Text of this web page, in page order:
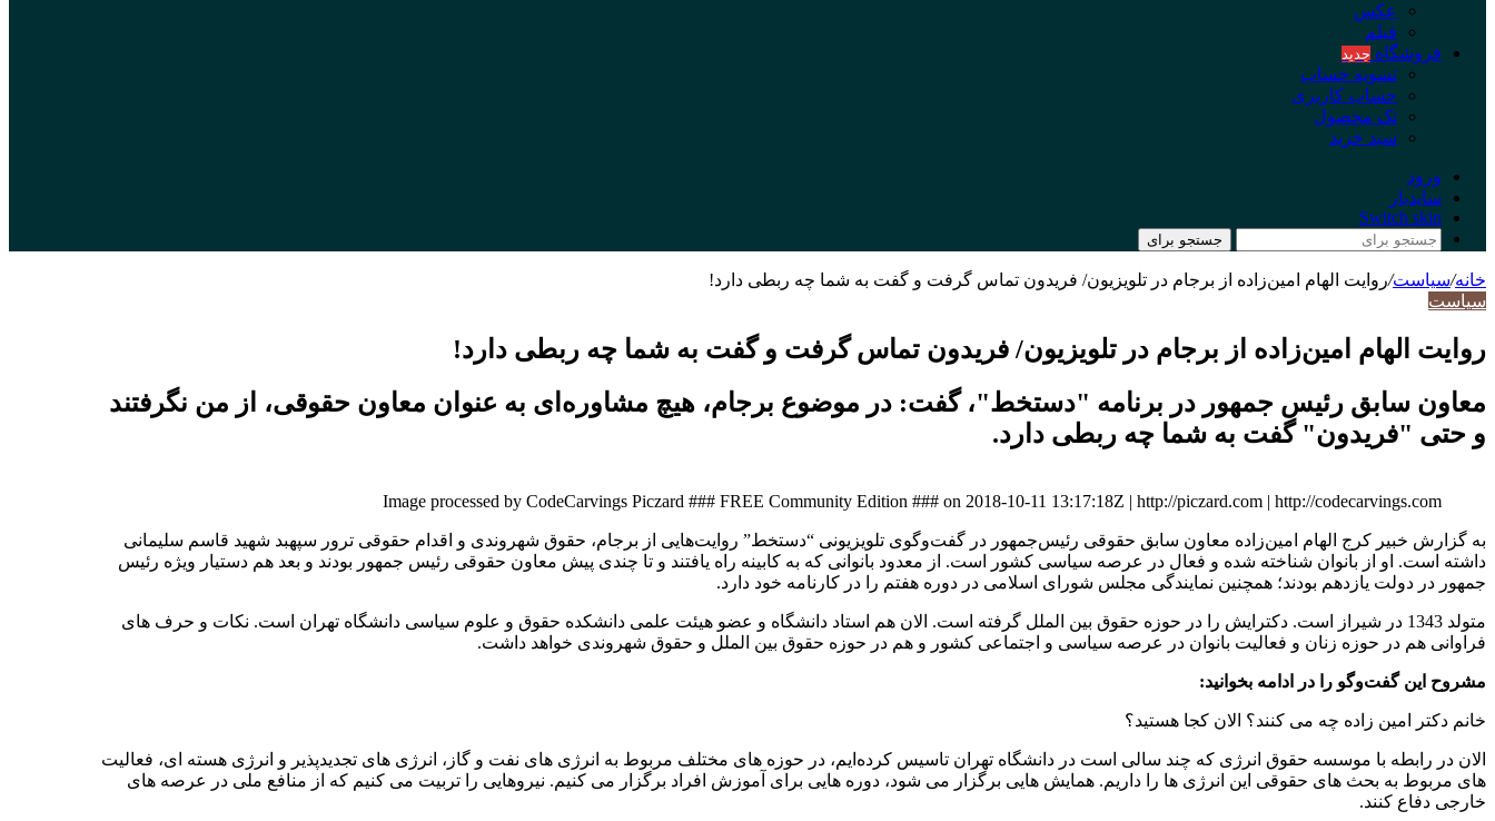
عکس
فیلم
فروشگاه جدید
تسویه حساب
حساب کاربری
تک محصول
سبد خرید
ورود
سایدبار
Switch skin
جستجو برای
خانه/سیاست/روایت الهام امین‌زاده از برجام در تلویزیون/ فریدون تماس گرفت و گفت به شما چه ربطی دارد!
سیاست
روایت الهام امین‌زاده از برجام در تلویزیون/ فریدون تماس گرفت و گفت به شما چه ربطی دارد!
معاون سابق رئیس جمهور در برنامه "دستخط"، گفت: در موضوع برجام، هیچ مشاوره‌ای به عنوان معاون حقوقی، از من نگرفتند
و حتی "فریدون" گفت به شما چه ربطی دارد.
Image processed by CodeCarvings Piczard ### FREE Community Edition ### on 2018-10-11 13:17:18Z | http://piczard.com | http://codecarvings.com
به گزارش خبیر کرج الهام امین‌زاده معاون سابق حقوقی رئیس‌جمهور در گفت‌وگوی تلویزیونی “دستخط” روایت‌هایی از برجام، حقوق شهروندی و اقدام حقوقی ترور سپهبد شهید قاسم سلیمانی
داشته است. او از بانوان شناخته شده و فعال در عرصه سیاسی کشور است. از معدود بانوانی که به کابینه راه یافتند و تا چندی پیش معاون حقوقی رئیس جمهور بودند و بعد هم دستیار ویژه رئیس
جمهور در دولت یازدهم بودند؛ همچنین نمایندگی مجلس شورای اسلامی در دوره هفتم را در کارنامه خود دارد.
متولد 1343 در شیراز است. دکترایش را در حوزه حقوق بین الملل گرفته است. الان هم استاد دانشگاه و عضو هیئت علمی دانشکده حقوق و علوم سیاسی دانشگاه تهران است. نکات و حرف های
فراوانی هم در حوزه زنان و فعالیت بانوان در عرصه سیاسی و اجتماعی کشور و هم در حوزه حقوق بین الملل و حقوق شهروندی خواهد داشت.
مشروح این گفت‌وگو را در ادامه بخوانید:
خانم دکتر امین زاده چه می کنند؟ الان کجا هستید؟
الان در رابطه با موسسه حقوق انرژی که چند سالی است در دانشگاه تهران تاسیس کرده‌ایم، در حوزه های مختلف مربوط به انرژی های نفت و گاز، انرژی های تجدیدپذیر و انرژی هسته ای، فعالیت
های مربوط به بحث های حقوقی این انرژی ها را داریم. همایش هایی برگزار می شود، دوره هایی برای آموزش افراد برگزار می کنیم. نیروهایی را تربیت می کنیم که از منافع ملی در عرصه های
خارجی دفاع کنند.